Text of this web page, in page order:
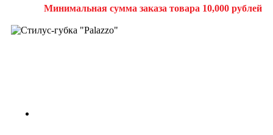
Минимальная сумма заказа товара 10,000 рублей